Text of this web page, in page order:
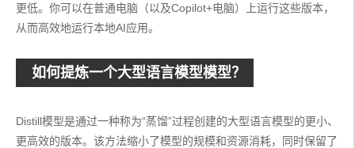
更低。你可以在普通电脑（以及Copilot+电脑）上运行这些版本，
从而高效地运行本地AI应用。
如何提炼一个大型语言模型模型？
Distill模型是通过一种称为“蒸馏”过程创建的大型语言模型的更小、
更高效的版本。该方法缩小了模型的规模和资源消耗，同时保留了